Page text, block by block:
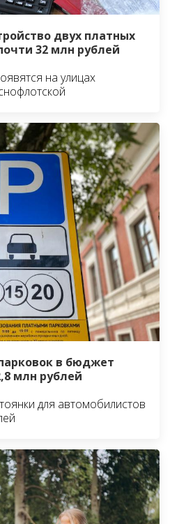
двух платных
32 млн рублей
на улицах
в бюджет
млн рублей
для автомобилистов